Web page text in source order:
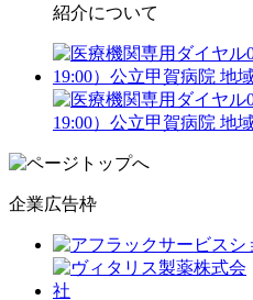
紹介について
企業広告枠